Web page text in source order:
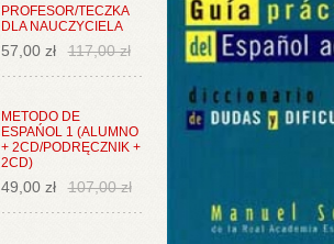
PROFESOR/TECZKA
DLA NAUCZYCIELA
57,00 zł 117,00 zł
METODO DE
ESPAŃOL 1 (ALUMNO
+ 2CD/PODRĘCZNIK +
2CD)
49,00 zł 107,00 zł